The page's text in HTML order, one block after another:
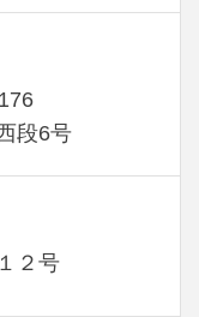
段6号
２号